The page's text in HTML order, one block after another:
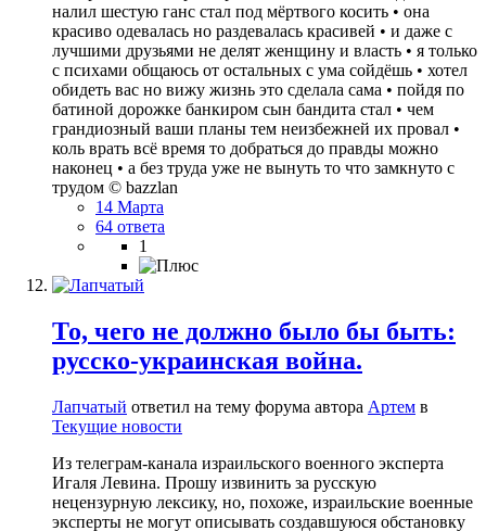
налил шестую ганс стал под мёртвого косить • она
красиво одевалась но раздевалась красивей • и даже с
лучшими друзьями не делят женщину и власть • я только
с психами общаюсь от остальных с ума сойдёшь • хотел
обидеть вас но вижу жизнь это сделала сама • пойдя по
батиной дорожке банкиром сын бандита стал • чем
грандиозный ваши планы тем неизбежней их провал •
коль врать всё время то добраться до правды можно
наконец • а без труда уже не вынуть то что замкнуто с
трудом © bazzlan
14 Марта
64 ответа
1
То, чего не должно было бы быть:
русско-украинская война.
Лапчатый ответил на тему форума автора Артем в
Текущие новости
Из телеграм-канала израильского военного эксперта
Игаля Левина. Прошу извинить за русскую
нецензурную лексику, но, похоже, израильские военные
эксперты не могут описывать создавшуюся обстановку